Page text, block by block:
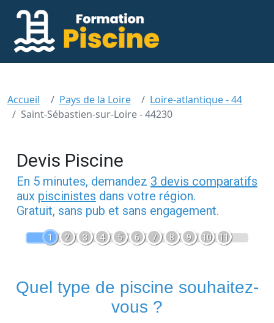
Accueil Pays de la Loire
Loire-atlantique - 44
Saint-Sébastien-sur-Loire - 44230
Devis Piscine
En 5 minutes, demandez 3 devis comparatifs
aux piscinistes dans votre région.
Gratuit, sans pub et sans engagement.
1 2 3 4 5 6 7 8 9 10 11
Quel type de piscine souhaitez-
vous ?